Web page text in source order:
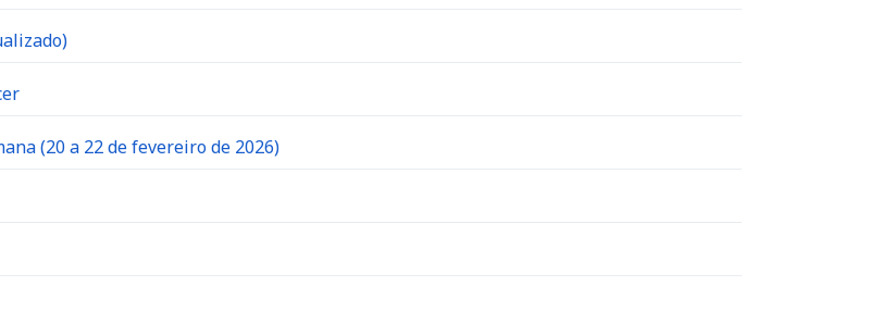
(20 a 22 de fevereiro de 2026)